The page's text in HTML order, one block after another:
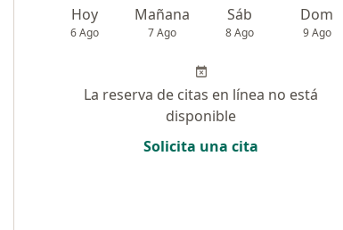
Hoy
6 Ago
Mañana
7 Ago
Sáb
8 Ago
Dom
9 Ago
La reserva de citas en línea no está
disponible
Solicita una cita